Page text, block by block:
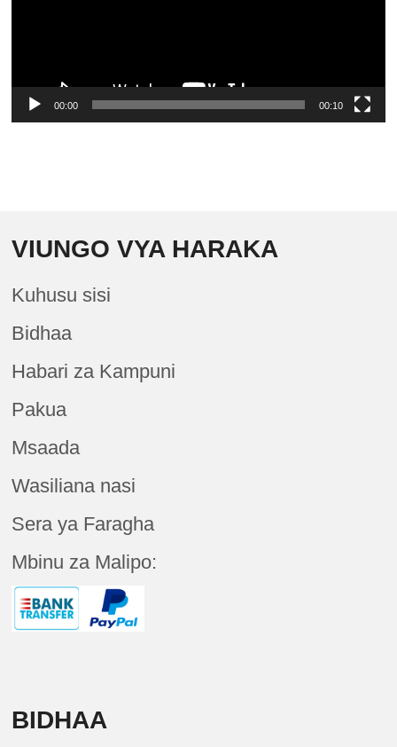
00:00 00:10
VIUNGO VYA HARAKA
Kuhusu sisi
Bidhaa
Habari za Kampuni
Pakua
Msaada
Wasiliana nasi
Sera ya Faragha
Mbinu za Malipo:
BIDHAA